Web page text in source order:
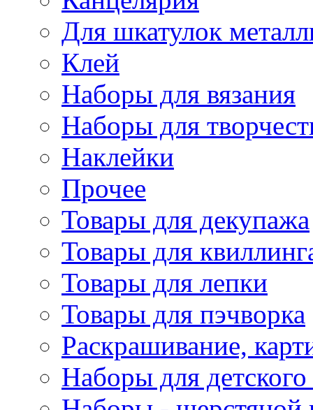
Для шкатулок
Клей
Наборы для вязания
Наборы для
Наклейки
Прочее
Товары для декупажа
Товары для
Товары для лепки
Товары для пэчворка
Раскрашивание,
Наборы для